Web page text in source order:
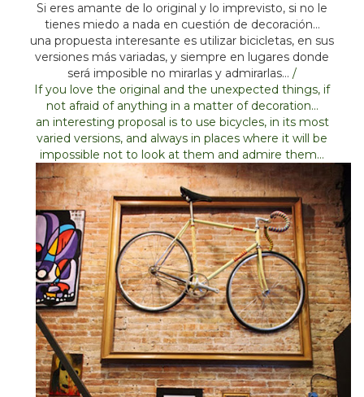
Si eres amante de lo original y lo imprevisto, si no le
tienes miedo a nada en cuestión de decoración…
una propuesta interesante es utilizar bicicletas, en sus
versiones más variadas, y siempre en lugares donde
será imposible no mirarlas y admirarlas… /
If you love the original and the unexpected things, if
not afraid of anything in a matter of decoration…
an interesting proposal is to use bicycles, in its most
varied versions, and always in places where it will be
impossible not to look at them and admire them…